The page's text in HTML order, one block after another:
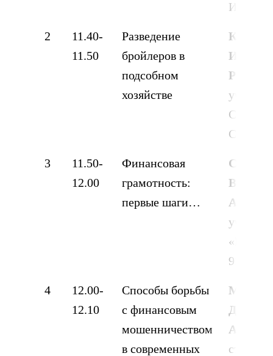
2
11.40-
11.50
Разведение
бройлеров в
подсобном
хозяйстве
Илиза
СОШ, с.
3
11.50-
12.00
Финансовая
грамотность:
первые шаги…
91»,
4
12.00-
12.10
Способы борьбы
с финансовым
мошенничеством
в современных
Дарья